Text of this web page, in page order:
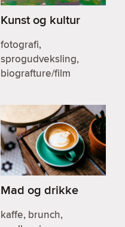
Kunst og kultur
fotografi,
sprogudveksling,
biografture/film
Mad og drikke
kaffe, brunch,